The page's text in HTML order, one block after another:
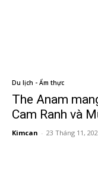
Du lịch - Ẩm thực
The Anam
Cam Ranh và
Kimcan - 23 Tháng 11,